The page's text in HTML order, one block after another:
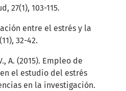
27(1), 103-115.
entre el estrés y la
32-42.
A. (2015). Empleo de
el estudio del estrés
en la investigación.